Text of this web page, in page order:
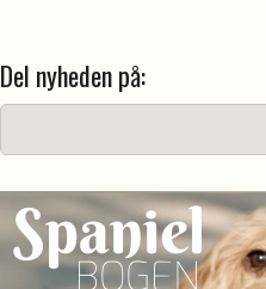
Del nyheden på: